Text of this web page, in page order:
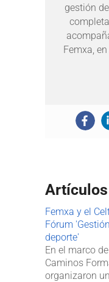
gestión
Femxa,
Femxa y el
Fórum
deporte'
En el marco
Caminos
organizaron